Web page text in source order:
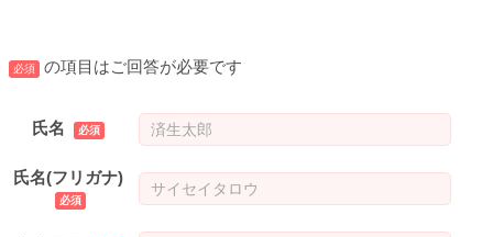
必須 の項目はご回答が必要です
氏名
氏名(フリガナ)